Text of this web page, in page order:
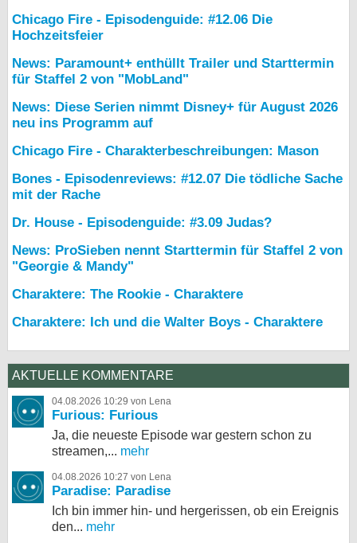
Chicago Fire - Episodenguide: #12.06 Die
Hochzeitsfeier
News: Paramount+ enthüllt Trailer und Starttermin
für Staffel 2 von "MobLand"
News: Diese Serien nimmt Disney+ für August 2026
neu ins Programm auf
Chicago Fire - Charakterbeschreibungen: Mason
Bones - Episodenreviews: #12.07 Die tödliche Sache
mit der Rache
Dr. House - Episodenguide: #3.09 Judas?
News: ProSieben nennt Starttermin für Staffel 2 von
"Georgie & Mandy"
Charaktere: The Rookie - Charaktere
Charaktere: Ich und die Walter Boys - Charaktere
AKTUELLE KOMMENTARE
04.08.2026 10:29 von Lena
Furious: Furious
Ja, die neueste Episode war gestern schon zu
streamen,... mehr
04.08.2026 10:27 von Lena
Paradise: Paradise
Ich bin immer hin- und hergerissen, ob ein Ereignis
den... mehr